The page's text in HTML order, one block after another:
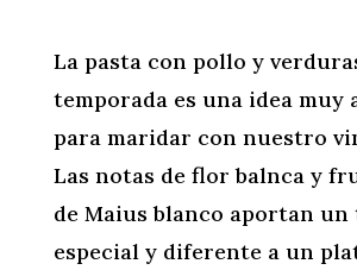
La pasta con pollo y
temporada es una idea muy
para maridar con nuestro
Las notas de flor balnca y
de Maius blanco aportan un
especial y diferente a un